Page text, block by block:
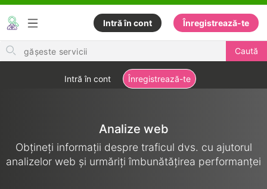
Intră în cont Înregistrează-te
Search
Caută
Intră în cont Înregistrează-te
Analize web
Obțineți informații despre traficul dvs. cu ajutorul
analizelor web și urmăriți îmbunătățirea performanței